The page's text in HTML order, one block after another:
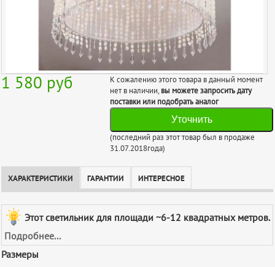
1 580 руб
К сожалению этого товара в данный момент
нет в наличии,вы можете запросить дату
поставки или подобрать аналог
Уточнить
(последний раз этот товар был в продаже
31.07.2018года)
ХАРАКТЕРИСТИКИ ГАРАНТИИ ИНТЕРЕСНОЕ
Этот светильник для площади ~6-12 квадратных метров.
Подробнее...
Размеры